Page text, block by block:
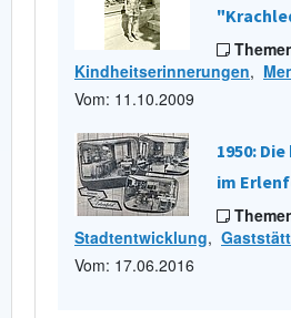
Kindheitserinnerungen,
Vom: 11.10.2009
1950:
im
Stadtentwicklung,
Vom: 17.06.2016